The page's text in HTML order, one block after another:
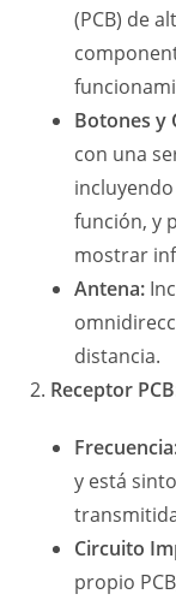
(PCB) de
Botones y
con una
función, y
mostrar
Antena:
distancia.
Receptor
y está
Circuito
propio